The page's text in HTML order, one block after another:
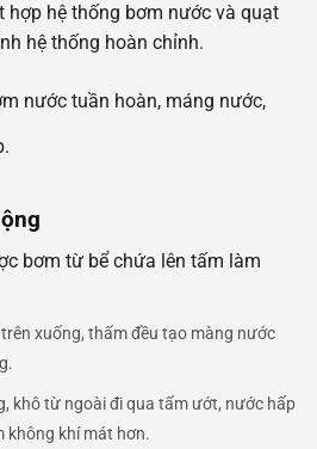
hợp hệ thống bơm nước và quạt
hệ thống hoàn chỉnh.
nước tuần hoàn, máng nước,
bơm từ bể chứa lên tấm làm
xuống, thấm đều tạo màng nước
khô từ ngoài đi qua tấm ướt, nước hấp
không khí mát hơn.